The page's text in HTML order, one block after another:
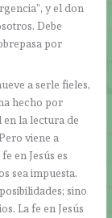
y el don
Debe
por
a serle fieles,
hecho por
la lectura de
viene a
en Jesús es
sea impuesta.
sino
La fe en Jesús